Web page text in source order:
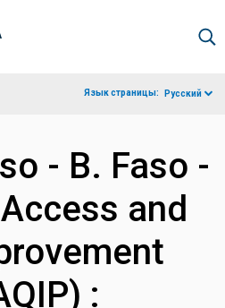
Язык страницы: Русский
- B. Faso -
and
: